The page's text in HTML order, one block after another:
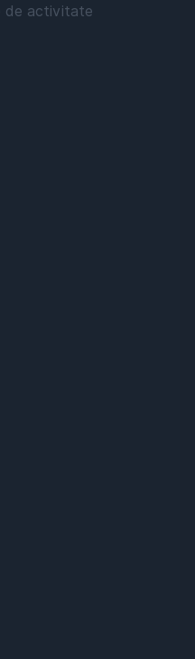
de activitate